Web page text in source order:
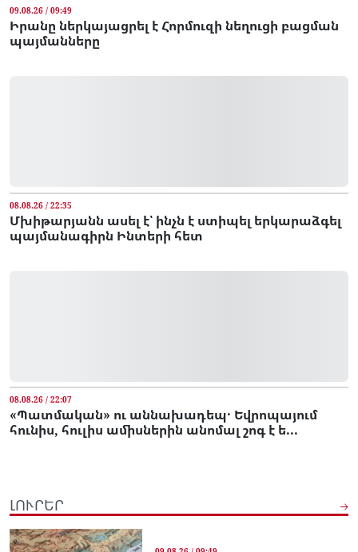
09.08.26 / 09:49
Իրանը ներկայացրել է Հորմուզի նեղուցի բացման
պայմանները
08.08.26 / 22:35
Մխիթարյանն ասել է՝ ինչն է ստիպել երկարաձգել
պայմանագիրն Ինտերի հետ
08.08.26 / 22:07
«Պատմական» ու աննախադեպ․ Եվրոպայում
հունիս, հուլիս ամիսներին անոմալ շոգ է ե...
ԼՈՒՐԵՐ